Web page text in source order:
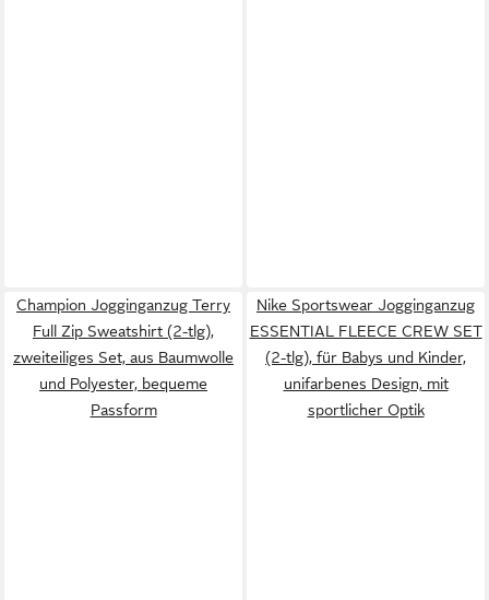
Champion Jogginganzug Terry
Full Zip Sweatshirt (2-tlg),
zweiteiliges Set, aus Baumwolle
und Polyester, bequeme
Passform
Nike Sportswear Jogginganzug
ESSENTIAL FLEECE CREW SET
(2-tlg), für Babys und Kinder,
unifarbenes Design, mit
sportlicher Optik